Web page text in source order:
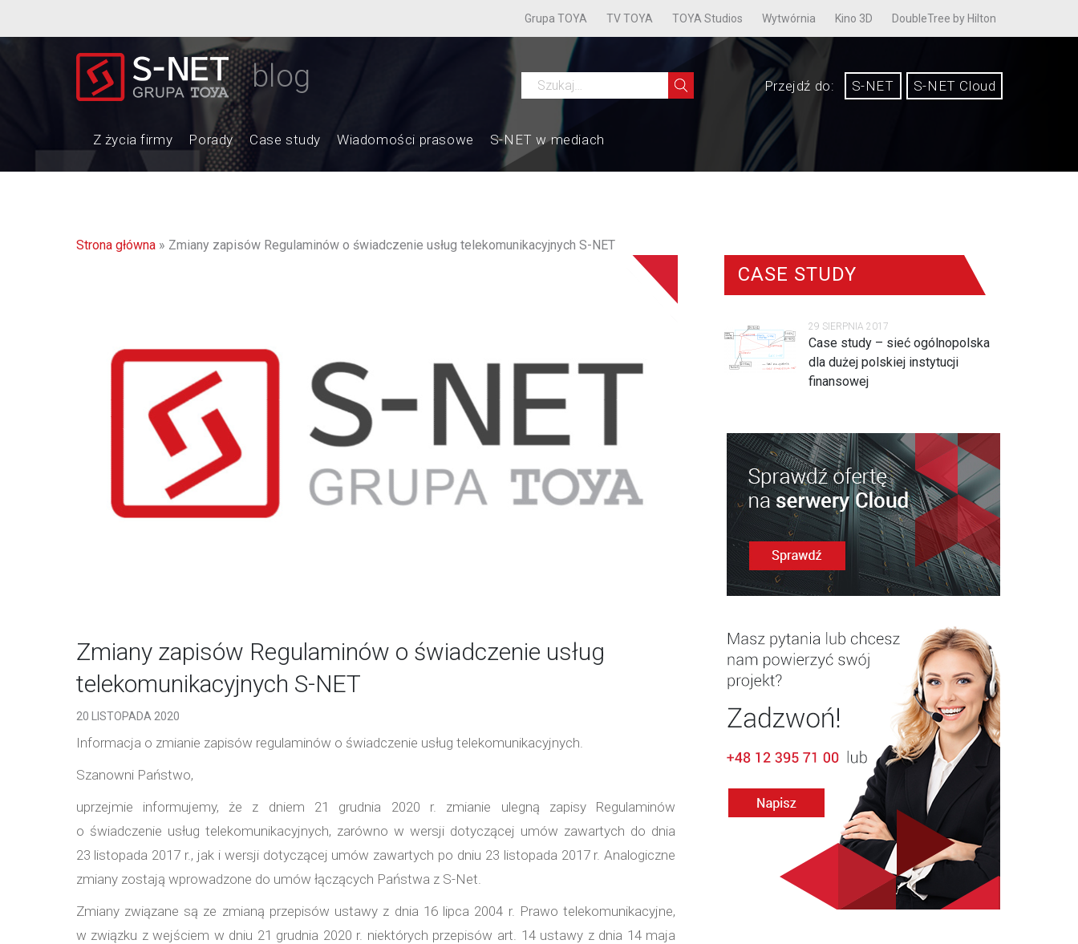
Grupa TOYA TV TOYA TOYA Studios Wytwórnia Kino 3D DoubleTree by Hilton
blog Przejdź do: S-NET S-NET Cloud
Z życia firmy Porady Case study Wiadomości prasowe S-NET w mediach
Strona główna» Zmiany zapisów Regulaminów o świadczenie usług telekomunikacyjnych S-NET
Zmiany zapisów Regulaminów o świadczenie usług
telekomunikacyjnych S-NET
20 LISTOPADA 2020
Informacja o zmianie zapisów regulaminów o świadczenie usług telekomunikacyjnych.
Szanowni Państwo,
uprzejmie informujemy, że z dniem 21 grudnia 2020 r. zmianie ulegną zapisy Regulaminów
o świadczenie usług telekomunikacyjnych, zarówno w wersji dotyczącej umów zawartych do dnia
23 listopada 2017 r., jak i wersji dotyczącej umów zawartych po dniu 23 listopada 2017 r. Analogiczne
zmiany zostają wprowadzone do umów łączących Państwa z S-Net.
Zmiany związane są ze zmianą przepisów ustawy z dnia 16 lipca 2004 r. Prawo telekomunikacyjne,
w związku z wejściem w dniu 21 grudnia 2020 r. niektórych przepisów art. 14 ustawy z dnia 14 maja
CASE STUDY
29 SIERPNIA 2017
Case study – sieć ogólnopolska
dla dużej polskiej instytucji
finansowej